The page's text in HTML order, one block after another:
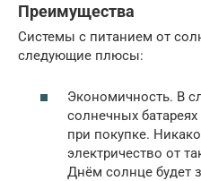
Преимущества
Системы с питанием от
следующие плюсы:
Экономичность. В
солнечных
при покупке.
электричество от
Днём солнце будет